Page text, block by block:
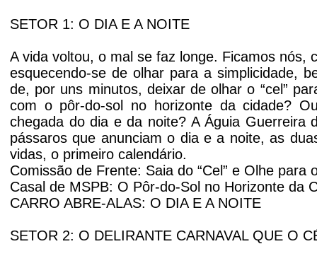
SETOR 1: O DIA E A NOITE
A vida voltou, o mal se faz longe. Ficamos nós,
esquecendo-se de olhar para a simplicidade,
de, por uns minutos, deixar de olhar o “cel”
com o pôr-do-sol no horizonte da cidade?
chegada do dia e da noite? A Águia
pássaros que anunciam o dia e a noite, as
vidas, o primeiro calendário.
Comissão de Frente: Saia do “Cel” e Olhe para
Casal de MSPB: O Pôr-do-Sol no Horizonte da
CARRO ABRE-ALAS: O DIA E A NOITE
SETOR 2: O DELIRANTE CARNAVAL QUE O